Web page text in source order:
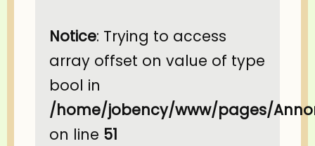
Notice: Trying to access
array offset on value of type
bool in
/home/jobency/www/pages/
on line 51